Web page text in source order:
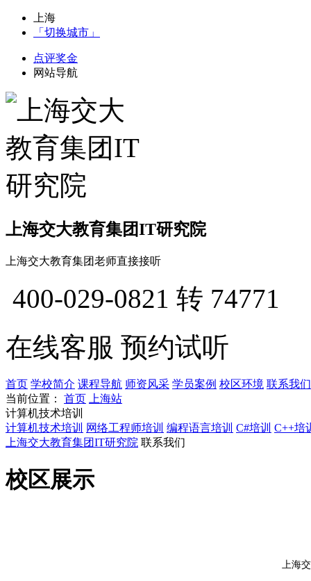
上海
「切换城市」
点评奖金
网站导航
上海交大教育集团IT研究院
上海交大教育集团老师直接接听
400-029-0821 转 74771
在线客服 预约试听
首页 学校简介 课程导航 师资风采 学员案例 校区环境 联系我们
当前位置：
首页
上海站
计算机技术培训
计算机技术培训
网络工程师培训 编程语言培训 C#培训 C++培
上海交大教育集团IT研究院 联系我们
校区展示
上海